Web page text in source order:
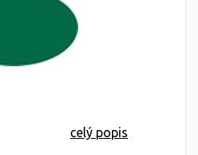
celý popis